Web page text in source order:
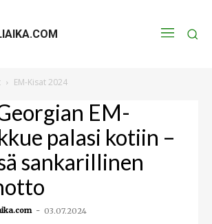
EM-Kisat 2024
EM-
palasi kotiin –
sankarillinen
- 03.07.2024